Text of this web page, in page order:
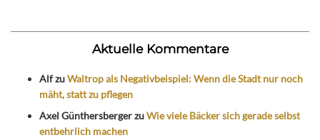
Aktuelle Kommentare
AlfzuWaltrop als Negativbeispiel: Wenn die Stadt nur noch
mäht, statt zu pflegen
Axel GünthersbergerzuWie viele Bäcker sich gerade selbst
entbehrlich machen